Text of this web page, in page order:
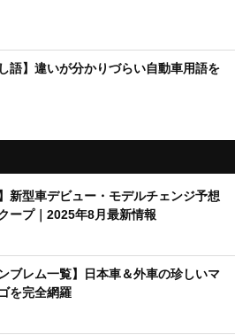
語】違いが分かりづらい自動車用語を
新型車デビュー・モデルチェンジ予想
ープ｜2025年8月最新情報
ブレム一覧】日本車＆外車の珍しいマ
を完全網羅